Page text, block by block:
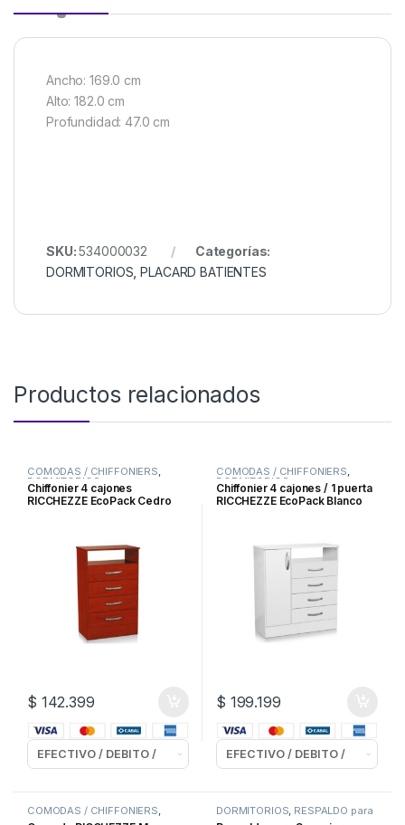
Ancho: 169.0 cm
Alto: 182.0 cm
Profundidad: 47.0 cm
SKU:534000032
Categorías:
DORMITORIOS ,PLACARD BATIENTES
Productos relacionados
COMODAS / CHIFFONIERS,
DORMITORIOS
Chiffonier 4 cajones
RICCHEZZE EcoPack Cedro
$ 142.399
COMODAS / CHIFFONIERS,
DORMITORIOS
Chiffonier 4 cajones / 1 puerta
RICCHEZZE EcoPack Blanco
$ 199.199
COMODAS / CHIFFONIERS,
DORMITORIOS
DORMITORIOS, RESPALDO para
SOMMIERS